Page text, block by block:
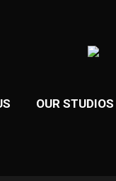
OUR STUDIOS